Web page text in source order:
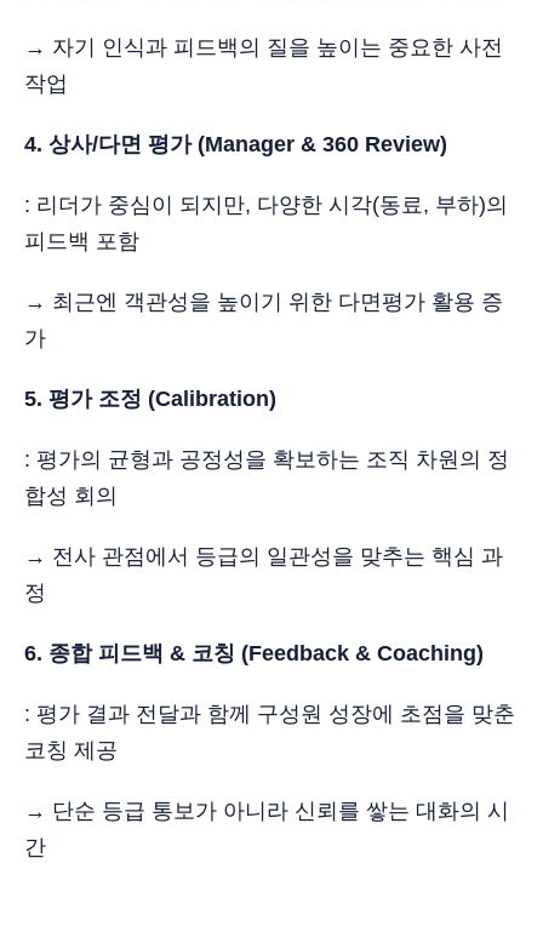
→ 자기 인식과 피드백의 질을 높이는 중요한 사전
작업
4. 상사/다면 평가 (Manager & 360 Review)
: 리더가 중심이 되지만, 다양한 시각(동료, 부하)의
피드백 포함
→ 최근엔 객관성을 높이기 위한 다면평가 활용 증
가
5. 평가 조정 (Calibration)
: 평가의 균형과 공정성을 확보하는 조직 차원의 정
합성 회의
→ 전사 관점에서 등급의 일관성을 맞추는 핵심 과
정
6. 종합 피드백 & 코칭 (Feedback & Coaching)
: 평가 결과 전달과 함께 구성원 성장에 초점을 맞춘
코칭 제공
→ 단순 등급 통보가 아니라 신뢰를 쌓는 대화의 시
간